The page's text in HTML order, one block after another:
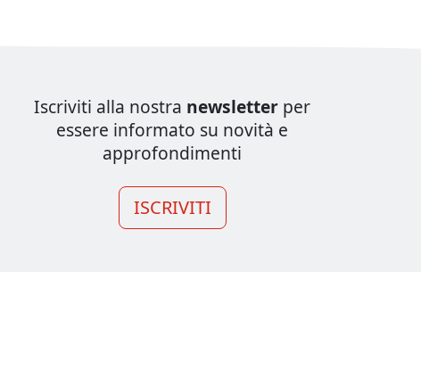
Iscriviti alla nostra newsletter per
essere informato su novità e
approfondimenti
ISCRIVITI